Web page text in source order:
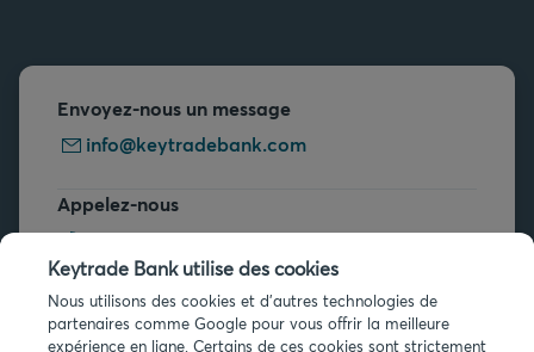
Envoyez-nous un message
info@keytradebank.com
Appelez-nous
+32 2 679 90 00
Vous avez des questions ?
Questions fréquentes
Keytrade Bank utilise des cookies
Nous utilisons des cookies et d'autres technologies de
partenaires comme Google pour vous offrir la meilleure
expérience en ligne. Certains de ces cookies sont strictement